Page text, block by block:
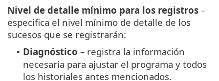
Nivel de detalle mínimo para los registros –
especifica el nivel mínimo de detalle de los
sucesos que se registrarán:
• Diagnóstico – registra la información
necesaria para ajustar el programa y todos
los historiales antes mencionados.